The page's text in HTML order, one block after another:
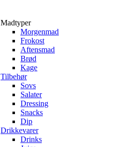
Madtyper
Morgenmad
Frokost
Aftensmad
Brød
Kage
Tilbehør
Sovs
Salater
Dressing
Snacks
Dip
Drikkevarer
Drinks